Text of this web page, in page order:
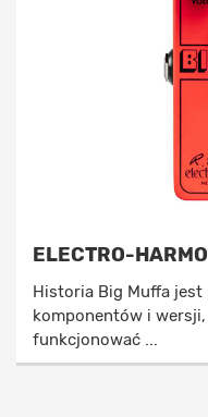
ELECTRO-
Historia Big Muffa jest
komponentów i wersji,
funkcjonować ...